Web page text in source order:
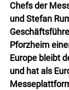
Chefs der
und Stefan
Pforzheim
Europe bleibt
und hat als